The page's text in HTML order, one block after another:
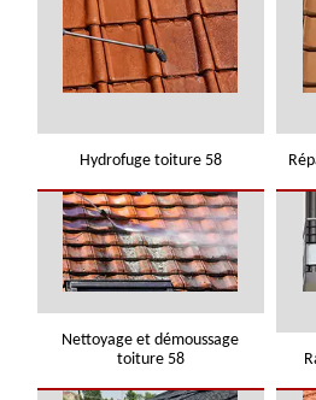
Hydrofuge toiture 58
Nettoyage et démoussage
toiture 58